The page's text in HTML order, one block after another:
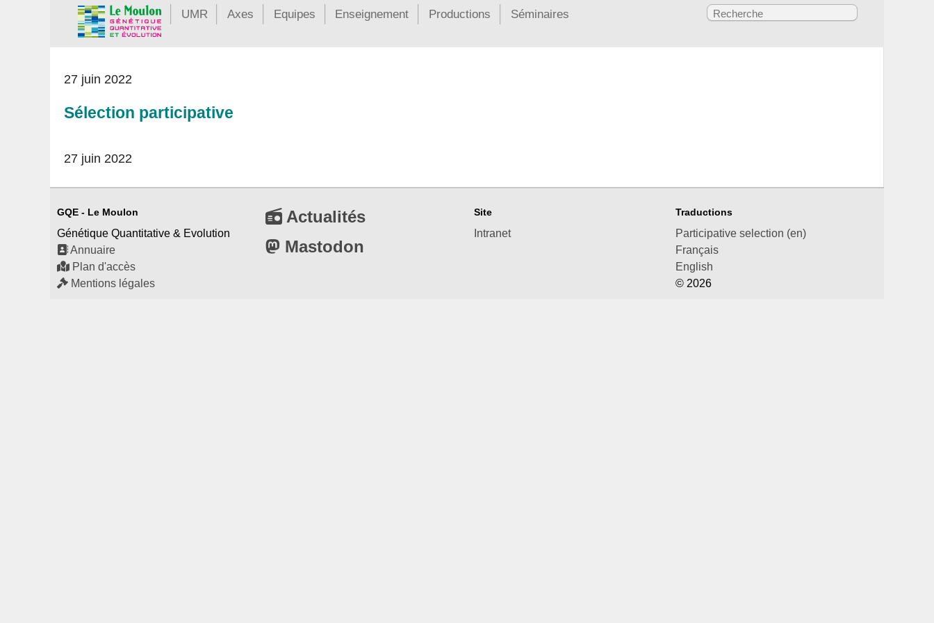
UMR Axes Equipes Enseignement Productions Séminaires
27 juin 2022
Sélection participative
27 juin 2022
GQE - Le Moulon
Génétique Quantitative & Evolution
Annuaire
Plan d'accès
Mentions légales
Actualités
Mastodon
Site
Intranet
Traductions
Participative selection (en)
Français
English
© 2026